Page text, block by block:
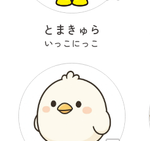
とまきゅら
いっこにっこ